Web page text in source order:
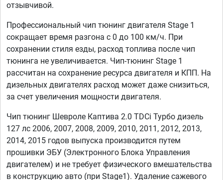
отзывчивой.
Профессиональный чип тюнинг двигателя Stage 1
сокращает время разгона с 0 до 100 км/ч. При
сохранении стиля езды, расход топлива после чип
тюнинга не увеличивается. Чип-тюнинг Stage 1
рассчитан на сохранение ресурса двигателя и КПП. На
дизельных двигателях расход может даже снизиться,
за счет увеличения мощности двигателя.
Чип тюнинг Шевроле Каптива 2.0 TDCi Турбо дизель
127 лс 2006, 2007, 2008, 2009, 2010, 2011, 2012, 2013,
2014, 2015 годов выпуска производится путем
прошивки ЭБУ (Электронного Блока Управления
двигателем) и не требует физического вмешательства
в конструкцию авто (при Stage1). Удаление сажевого